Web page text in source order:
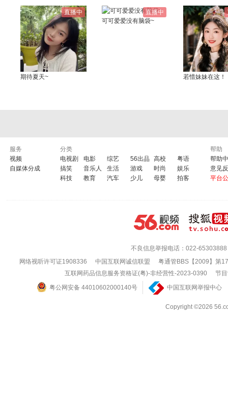
直播中
期待夏天~
直播中
可可爱爱没有脑袋~
若惜妹妹在这！
服务
视频
自媒体分成
分类
电视剧
电影 综艺 56出品 高校
粤语
搞笑
音乐人 生活 游戏 时尚
娱乐
科技
教育 汽车 少儿 母婴 拍客
帮助
帮助
意见
平台
不良信息举报电话：022-65303888
网络视听许可证1908336
中国互联网诚信联盟
粤通管BBS【2009】第
互联网药品信息服务资格证(粤)-非经营性-2023-0390
节
粤公网安备 44010602000140号
中国互联网举报中心
Copyright ©2026